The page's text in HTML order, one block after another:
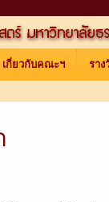
เกี่ยวกับคณะฯ ราง